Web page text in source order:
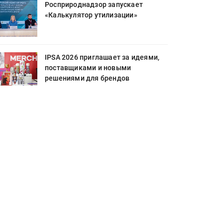
Росприроднадзор запускает
«Калькулятор утилизации»
IPSA 2026 приглашает за идеями,
поставщиками и новыми
решениями для брендов